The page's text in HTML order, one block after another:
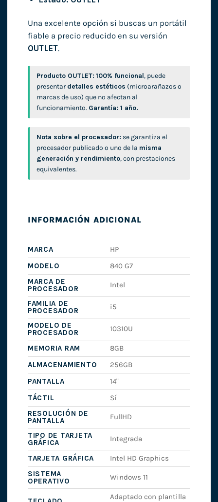
Una excelente opción si buscas un portátil
fiable a precio reducido en su versión
OUTLET.
Producto OUTLET: 100% funcional, puede
presentar detalles estéticos (microarañazos o
marcas de uso) que no afectan al
funcionamiento. Garantía: 1 año.
Nota sobre el procesador: se garantiza el
procesador publicado o uno de la misma
generación y rendimiento, con prestaciones
equivalentes.
INFORMACIÓN ADICIONAL
MARCA
HP
MODELO
840 G7
MARCA DE
PROCESADOR
Intel
FAMILIA DE
PROCESADOR
i5
MODELO DE
PROCESADOR
10310U
MEMORIA RAM
8GB
ALMACENAMIENTO
256GB
PANTALLA
14"
TÁCTIL
Sí
RESOLUCIÓN DE
PANTALLA
FullHD
TIPO DE TARJETA
GRÁFICA
Integrada
TARJETA GRÁFICA
Intel HD Graphics
SISTEMA
OPERATIVO
Windows 11
Adaptado con plantilla